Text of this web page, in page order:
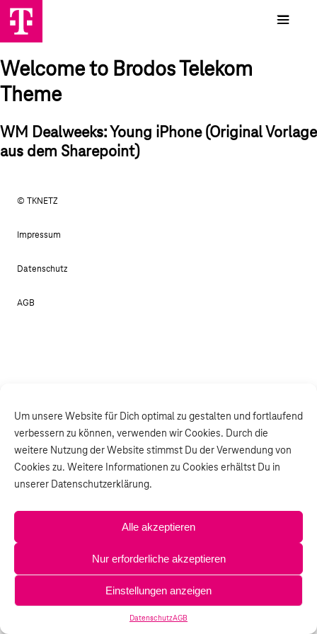
Um unsere Website für Dich optimal zu gestalten und fortlaufend
verbessern zu können, verwenden wir Cookies. Durch die
weitere Nutzung der Website stimmst Du der Verwendung von
Cookies zu. Weitere Informationen zu Cookies erhältst Du in
unserer Datenschutzerklärung.
Alle akzeptieren
Nur erforderliche akzeptieren
Einstellungen anzeigen
DatenschutzAGB
Welcome to Brodos Telekom
Theme
WM Dealweeks: Young iPhone (Original Vorlage
aus dem Sharepoint)
© TKNETZ
Impressum
Datenschutz
AGB